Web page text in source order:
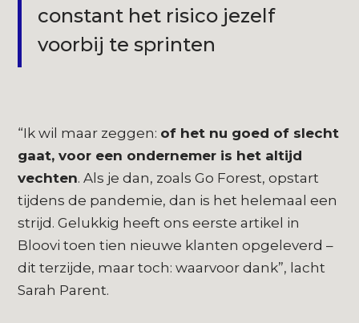
constant het risico jezelf
voorbij te sprinten
“Ik wil maar zeggen: of het nu goed of slecht
gaat, voor een ondernemer is het altijd
vechten. Als je dan, zoals Go Forest, opstart
tijdens de pandemie, dan is het helemaal een
strijd. Gelukkig heeft ons eerste artikel in
Bloovi toen tien nieuwe klanten opgeleverd –
dit terzijde, maar toch: waarvoor dank”, lacht
Sarah Parent.